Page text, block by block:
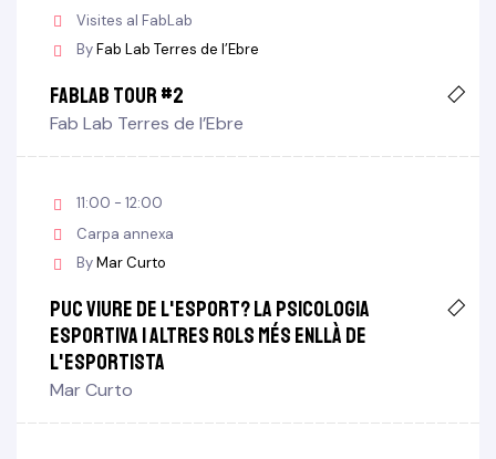
Visites al FabLab
ByFab Lab Terres de l’Ebre
FabLab TOUR #2
Fab Lab Terres de l’Ebre
11:00 - 12:00
Carpa annexa
ByMar Curto
Puc viure de l'esport? La psicologia
esportiva i altres rols més enllà de
l'esportista
Mar Curto